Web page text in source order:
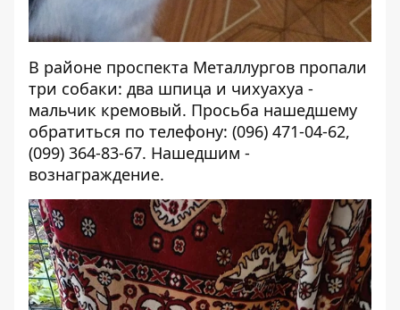
В районе проспекта Металлургов пропали
три собаки: два шпица и чихуахуа -
мальчик кремовый. Просьба нашедшему
обратиться по телефону: (096) 471-04-62,
(099) 364-83-67. Нашедшим -
вознаграждение.